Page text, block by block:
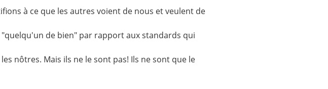
à ce que les autres voient de nous et veulent de
de bien" par rapport aux standards qui
nôtres. Mais ils ne le sont pas! Ils ne sont que le